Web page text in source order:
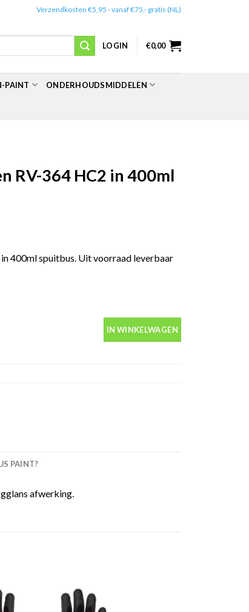
Verzendkosten €5,95 - vanaf €75,- gratis (NL)
LOGIN €0,00
PAINT ONDERHOUDSMIDDELEN
RV-364 HC2 in 400ml
400ml spuitbus. Uit voorraad leverbaar
IN WINKELWAGEN
PAINT?
afwerking.